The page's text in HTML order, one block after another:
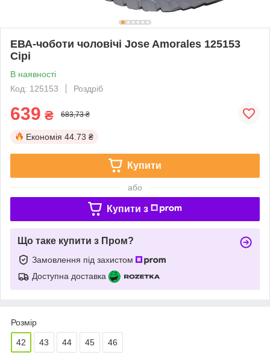
ЕВА-чоботи чоловічі Jose Amorales 125153
Сірі
В наявності
Код: 125153
Роздріб
639 ₴ 683,73 ₴
Економія 44.73 ₴
Купити
або
Купити з
Що таке купити з Пром?
Замовлення під захистом
Доступна доставка
Розмір
42 43 44 45 46